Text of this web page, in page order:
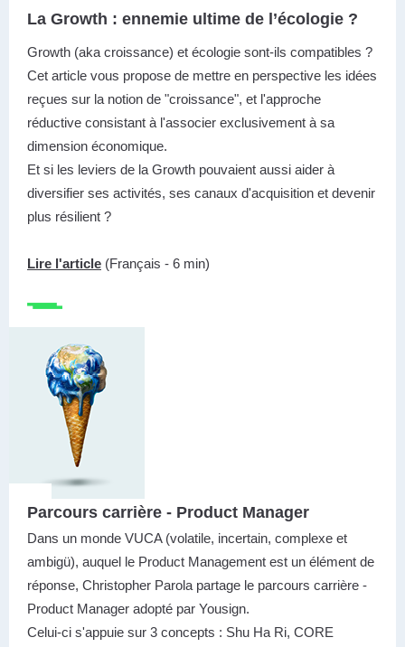
La Growth : ennemie ultime de l’écologie ?
Growth (aka croissance) et écologie sont-ils compatibles ?
Cet article vous propose de mettre en perspective les idées
reçues sur la notion de "croissance", et l'approche
réductive consistant à l'associer exclusivement à sa
dimension économique.
Et si les leviers de la Growth pouvaient aussi aider à
diversifier ses activités, ses canaux d'acquisition et devenir
plus résilient ?
Lire l'article (Français - 6 min)
Parcours carrière - Product Manager
Dans un monde VUCA (volatile, incertain, complexe et
ambigü), auquel le Product Management est un élément de
réponse, Christopher Parola partage le parcours carrière -
Product Manager adopté par Yousign.
Celui-ci s'appuie sur 3 concepts : Shu Ha Ri, CORE